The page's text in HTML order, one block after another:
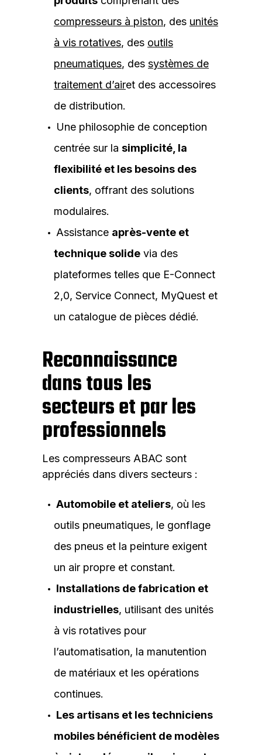
compresseurs à piston, des unités
à vis rotatives, des outils
pneumatiques, des systèmes de
traitement d’airet des accessoires
de distribution.
Une philosophie de conception
centrée sur la simplicité, la
flexibilité et les besoins des
clients, offrant des solutions
modulaires.
Assistance après-vente et
technique solide via des
plateformes telles que E-Connect
2,0, Service Connect, MyQuest et
un catalogue de pièces dédié.
Reconnaissance
dans tous les
secteurs et par les
professionnels
Les compresseurs ABAC sont
appréciés dans divers secteurs :
Automobile et ateliers, où les
outils pneumatiques, le gonflage
des pneus et la peinture exigent
un air propre et constant.
Installations de fabrication et
industrielles, utilisant des unités
à vis rotatives pour
l’automatisation, la manutention
de matériaux et les opérations
continues.
Les artisans et les techniciens
mobiles bénéficient de modèles